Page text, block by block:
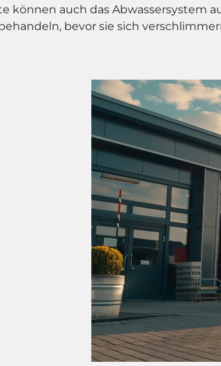
können auch das Abwassersystem
bevor sie sich